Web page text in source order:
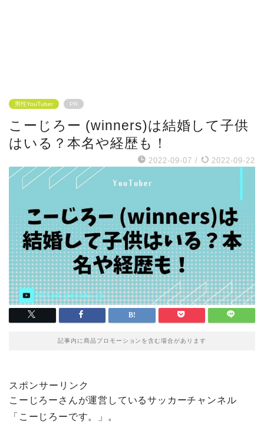
男性YouTuber PR
こーじろー (winners)は結婚して子供
はいる？本名や経歴も！
2022-09-07 / 2022-09-22
記事内に商品プロモーションを含む場合があります
スポンサーリンク
こーじろーさんが運営しているサッカーチャンネル
「こーじろーです。」。